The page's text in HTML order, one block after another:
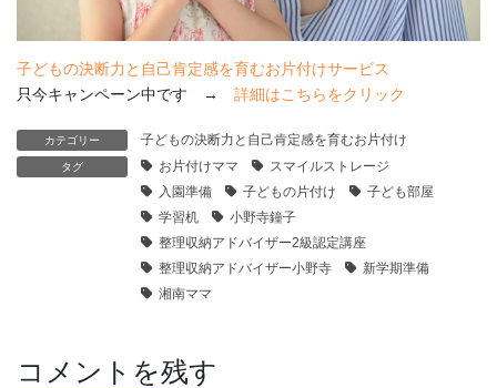
子どもの決断力と自己肯定感を育むお片付けサービス
只今キャンペーン中です → 詳細はこちらをクリック
カテゴリー 子どもの決断力と自己肯定感を育むお片付け
タグ お片付けママ
スマイルストレージ
入園準備
子どもの片付け
子ども部屋
学習机
小野寺鐘子
整理収納アドバイザー2級認定講座
整理収納アドバイザー小野寺
新学期準備
湘南ママ
コメントを残す